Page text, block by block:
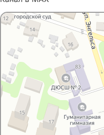
Яндекс Карты
Карта Донецка с улицами и